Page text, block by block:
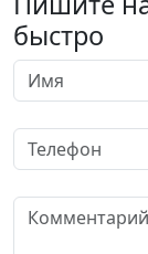
быстро